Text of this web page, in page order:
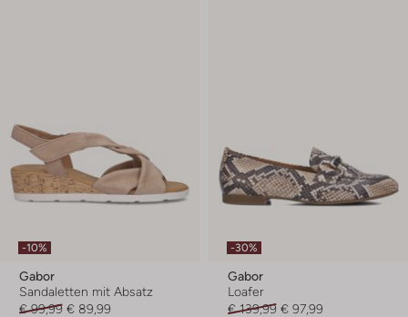
-10%
Gabor
Sandaletten mit Absatz
€ 99,99 € 89,99
-30%
Gabor
Loafer
€ 139,99 € 97,99